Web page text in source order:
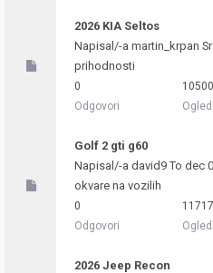
2026 KIA Seltos
Napisal/-a martin_krpan
prihodnosti
0
Odgovori
10500
Ogledi
Golf 2 gti g60
Napisal/-a david9To dec
okvare na vozilih
0
Odgovori
11717
Ogledi
2026 Jeep Recon